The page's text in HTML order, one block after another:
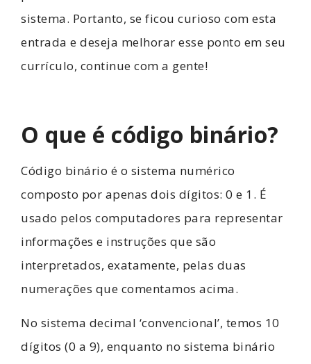
sistema. Portanto, se ficou curioso com esta
entrada e deseja melhorar esse ponto em seu
currículo, continue com a gente!
O que é código binário?
Código binário é o sistema numérico
composto por apenas dois dígitos: 0 e 1. É
usado pelos computadores para representar
informações e instruções que são
interpretados, exatamente, pelas duas
numerações que comentamos acima.
No sistema decimal ‘convencional’, temos 10
dígitos (0 a 9), enquanto no sistema binário